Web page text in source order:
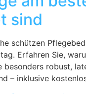
sind
schützen
Erfahren Sie,
besonders robust,
– inklusive